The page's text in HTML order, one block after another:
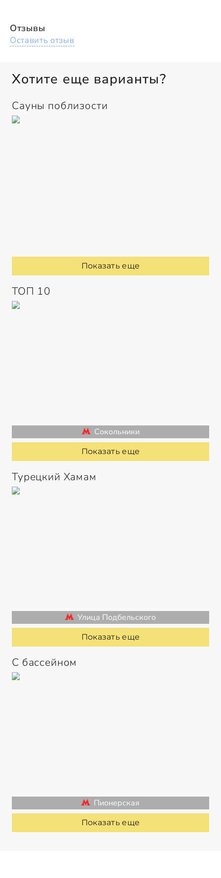
Отзывы
Оставить отзыв
Хотите еще варианты?
Сауны поблизости
Показать еще
ТОП 10
Сокольники
Показать еще
Турецкий Хамам
Улица Подбельского
Показать еще
С бассейном
Пионерская
Показать еще